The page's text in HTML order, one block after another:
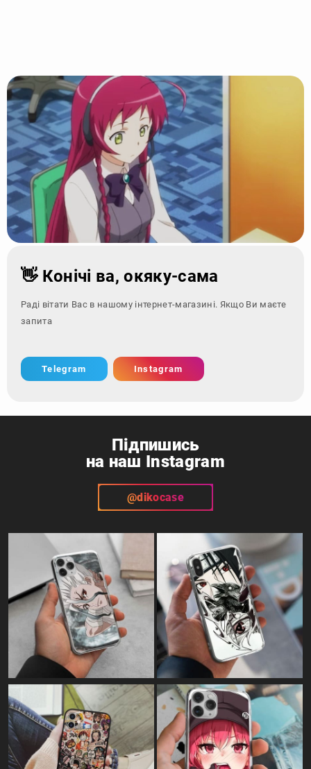
👋 Конічі ва, окяку-сама
Раді вітати Вас в нашому інтернет-магазині. Якщо Ви маєте
запитання - зверніться з
Telegram Instagram
Підпишись
на наш Instagram
@dikocase